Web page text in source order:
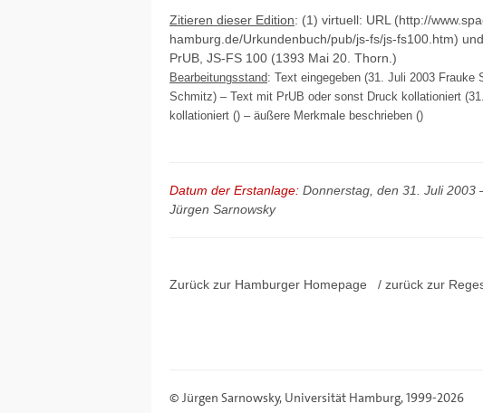
Zitieren dieser Edition: (1) virtuell: URL (http://
hamburg.de/Urkundenbuch/pub/js-fs/js-fs100.htm)
PrUB, JS-FS 100 (1393 Mai 20. Thorn.)
Bearbeitungsstand: Text eingegeben (31. Juli 2003
Schmitz) – Text mit PrUB oder sonst Druck kollationiert
kollationiert () – äußere Merkmale beschrieben ()
Datum der Erstanlage: Donnerstag, den 31. Juli
Jürgen Sarnowsky
Zurück zur Hamburger Homepage / zurück zur
© Jürgen Sarnowsky, Universität Hamburg, 1999-2026